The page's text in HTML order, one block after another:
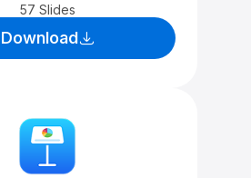
57 Slides
Download